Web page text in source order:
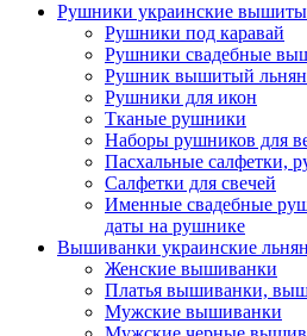
Рушники украинские
Рушники под каравай
Рушники свадебные
Рушник вышитый
Рушники для икон
Тканые рушники
Наборы рушников для
Пасхальные салфетки,
Салфетки для свечей
Именные свадебные
даты на рушнике
Вышиванки украинские
Женские вышиванки
Платья вышиванки,
Мужские вышиванки